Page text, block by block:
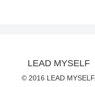
LEAD MYSELF
© 2016 LEAD MYSELF.